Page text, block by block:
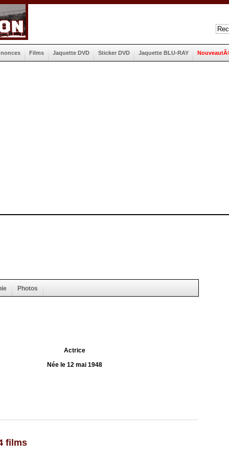
Films Jaquette DVD Sticker DVD Jaquette BLU-RAY
Photos
Actrice
Née le 12 mai 1948
films